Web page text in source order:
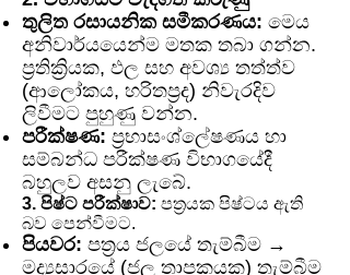
තුලිත රසායනික සමීකරණය: මෙය
අනිවාර්යයෙන්ම මතක තබා ගන්න.
ප්‍රතික්‍රියක, ඵල සහ අවශ්‍ය තත්ත්ව
(ආලෝකය, හරිතප්‍රද) නිවැරදිව
ලිවීමට පුහුණු වන්න.
පරීක්ෂණ: ප්‍රභාසංශ්ලේෂණය හා
සම්බන්ධ පරීක්ෂණ විභාගයේදී
බහුලව අසනු ලැබේ.
3. පිෂ්ට පරීක්ෂාව: පත්‍රයක පිෂ්ටය ඇති
බව පෙන්වීමට.
පියවර: පත්‍රය ජලයේ තැම්බීම →
මද්‍යසාරයේ (ජල තාපකයක) තැම්බීම